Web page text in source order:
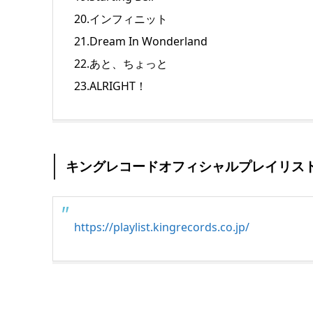
20.インフィニット
21.Dream In Wonderland
22.あと、ちょっと
23.ALRIGHT！
キングレコードオフィシャルプレイリス
https://playlist.kingrecords.co.jp/